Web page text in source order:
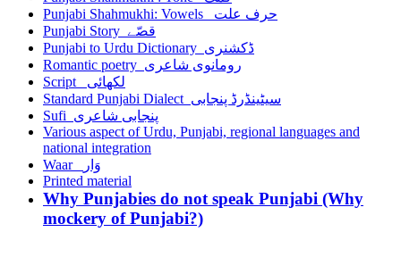
Punjabi Shahmukhi: Vowels حرف علت
Punjabi Story قصّے
Punjabi to Urdu Dictionary ڈکشنری
Romantic poetry رومانوی شاعری
Script لکھائی
Standard Punjabi Dialect سیٹینڈرڈ پنجابی
Sufi پنجابی شاعری
Various aspect of Urdu, Punjabi, regional languages and
national integration
Waar وَار
Printed material
Why Punjabies do not speak Punjabi (Why
mockery of Punjabi?)